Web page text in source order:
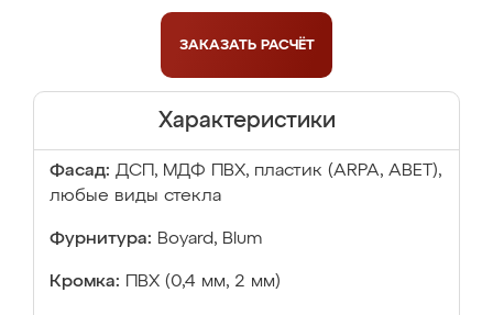
ЗАКАЗАТЬ РАСЧЁТ
Характеристики
Фасад: ДСП, МДФ ПВХ, пластик (ARPA, ABET),
любые виды стекла
Фурнитура: Boyard, Blum
Кромка: ПВХ (0,4 мм, 2 мм)